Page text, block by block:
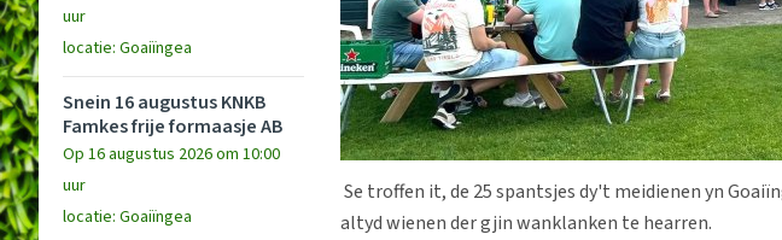
uur
locatie: Goaiïngea
Snein 16 augustus KNKB
Famkes frije formaasje AB
Op 16 augustus 2026 om 10:00
uur
locatie: Goaiïngea
Se troffen it, de 25 spantsjes dy't meidienen yn
altyd wienen der gjin wanklanken te hearren.